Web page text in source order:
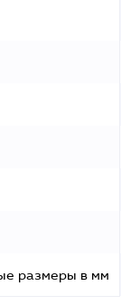
размеры в мм